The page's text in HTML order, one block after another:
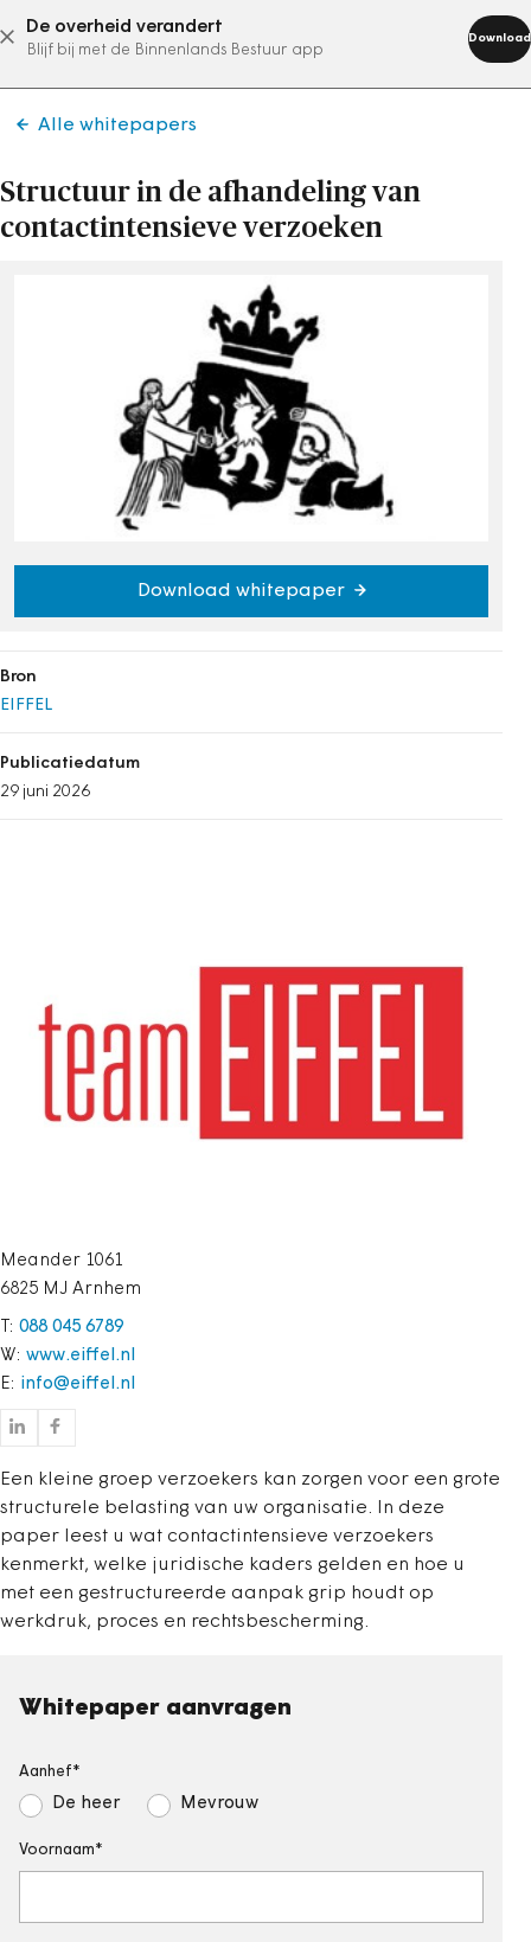
De overheid verandert
Blijf bij met de Binnenlands Bestuur app
Download
abonneer nu
Alle whitepapers
Structuur in de afhandeling van
contactintensieve verzoeken
Een kleine groep verzoekers kan zorgen voor een grote
structurele belasting van uw organisatie. In deze
paper leest u wat contactintensieve verzoekers
kenmerkt, welke juridische kaders gelden en hoe u
met een gestructureerde aanpak grip houdt op
werkdruk, proces en rechtsbescherming.
Whitepaper aanvragen
Aanhef
De heer Mevrouw
Voornaam
Download whitepaper
Bron
EIFFEL
Publicatiedatum
29 juni 2026
Meander 1061
6825 MJ Arnhem
T: 088 045 6789
W: www.eiffel.nl
E: info@eiffel.nl